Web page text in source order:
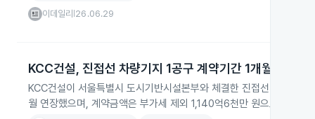
이데일리 26.06.29
KCC건설, 진접선 차량기지 1공구 계약기간 1개월 연장
KCC건설이 서울특별시 도시기반시설본부와 체결한 진접선(4호선
월 연장했으며, 계약금액은 부가세 제외 1,140억6천만 원으로 최근